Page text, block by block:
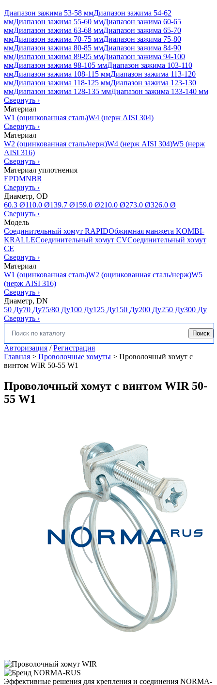
Диапазон зажима 53-58 ммДиапазон зажима 54-62
ммДиапазон зажима 55-60 ммДиапазон зажима 60-65
ммДиапазон зажима 63-68 ммДиапазон зажима 65-70
ммДиапазон зажима 70-75 ммДиапазон зажима 75-80
ммДиапазон зажима 80-85 ммДиапазон зажима 84-90
ммДиапазон зажима 89-95 ммДиапазон зажима 94-100
ммДиапазон зажима 98-105 ммДиапазон зажима 103-110
ммДиапазон зажима 108-115 ммДиапазон зажима 113-120
ммДиапазон зажима 118-125 ммДиапазон зажима 123-130
ммДиапазон зажима 128-135 ммДиапазон зажима 133-140 мм
Свернуть ›
Материал
W1 (оцинкованная сталь)W4 (нерж AISI 304)
Свернуть ›
Материал
W2 (оцинкованная сталь/нерж)W4 (нерж AISI 304)W5 (нерж
AISI 316)
Свернуть ›
Материал уплотнения
EPDMNBR
Свернуть ›
Диаметр, OD
60.3 Ø110.0 Ø139.7 Ø159.0 Ø210.0 Ø273.0 Ø326.0 Ø
Свернуть ›
Модель
Соединительный хомут RAPIDОбжимная манжета KOMBI-
KRALLEСоединительный хомут CVСоединительный хомут
CE
Свернуть ›
Материал
W1 (оцинкованная сталь)W2 (оцинкованная сталь/нерж)W5
(нерж AISI 316)
Свернуть ›
Диаметр, DN
50 Ду70 Ду75/80 Ду100 Ду125 Ду150 Ду200 Ду250 Ду300 Ду
Свернуть ›
Искать: Поиск
Авторизация /Регистрация
Главная > Проволочные хомуты > Проволочный хомут с
винтом WIR 50-55 W1
Проволочный хомут с винтом WIR 50-
55 W1
Эффективные решения для крепления и соединения NORMA-